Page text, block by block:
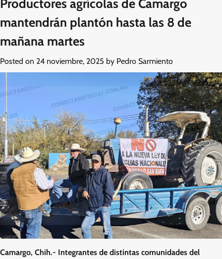
Productores agrícolas de Camargo
mantendrán plantón hasta las 8 de
mañana martes
Posted on 24 noviembre, 2025 by Pedro Sarmiento
Camargo, Chih.- Integrantes de distintas comunidades del